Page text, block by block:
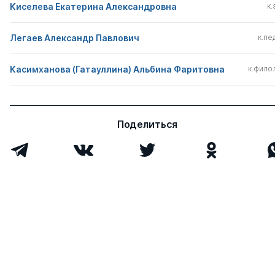
Киселева Екатерина Александровна
Легаев Александр Павлович
Касимханова (Гатауллина) Альбина Фаритовна
Поделиться